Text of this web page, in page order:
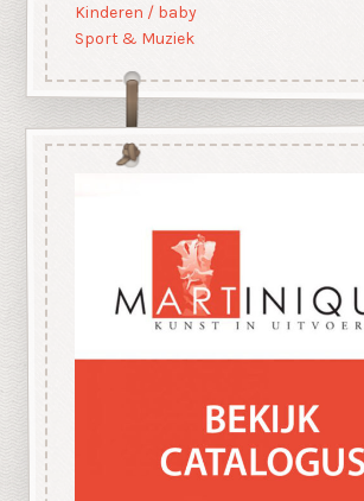
Kinderen / baby
Sport & Muziek